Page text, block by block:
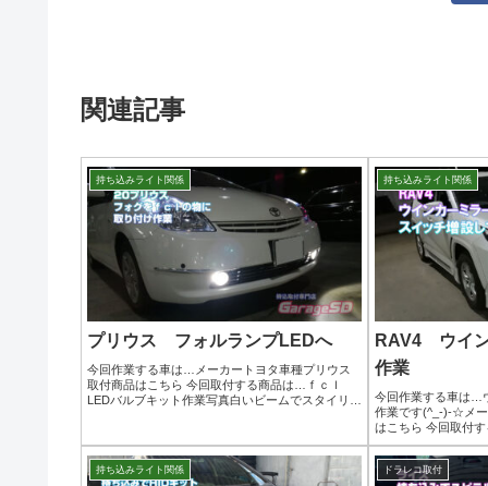
関連記事
持ち込みライト関係
プリウス フォルランプLEDへ
今回作業する車は…メーカートヨタ車種プリウス
取付商品はこちら 今回取付する商品は…ｆｃｌ
LEDバルブキット作業写真白いビームでスタイリッ
くださ...
持ち込みライト関係
RAV4 ウイ
作業
今回作業する車は…
作業です(^_-)-☆メー
はこちら 今回取付
Arrow シーケンシ
ウインカーレンズの
持ち込みライト関係 ドラレコ取付